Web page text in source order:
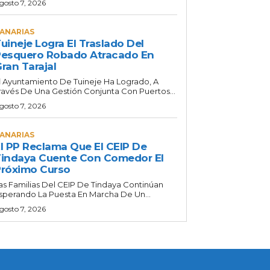
7, 2026
Logra El Traslado Del
Robado Atracado En
Tarajal
Ayuntamiento De Tuineje Ha Logrado, A
De Una Gestión Conjunta Con Puertos...
7, 2026
PP Reclama Que El CEIP De
Cuente Con Comedor El
Curso
Familias Del CEIP De Tindaya Continúan
La Puesta En Marcha De Un...
7, 2026